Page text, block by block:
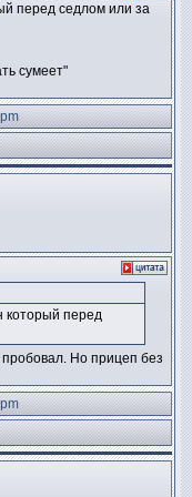
перед седлом или за
сумеет"
который перед
Но прицеп без